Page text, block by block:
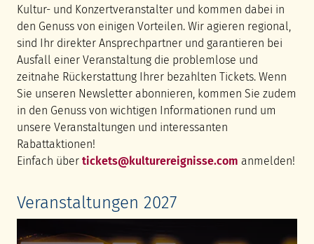
Kultur- und Konzertveranstalter und kommen dabei in
den Genuss von einigen Vorteilen. Wir agieren regional,
sind Ihr direkter Ansprechpartner und garantieren bei
Ausfall einer Veranstaltung die problemlose und
zeitnahe Rückerstattung Ihrer bezahlten Tickets. Wenn
Sie unseren Newsletter abonnieren, kommen Sie zudem
in den Genuss von wichtigen Informationen rund um
unsere Veranstaltungen und interessanten
Rabattaktionen!
Einfach über tickets@kulturereignisse.com anmelden!
Veranstaltungen 2027